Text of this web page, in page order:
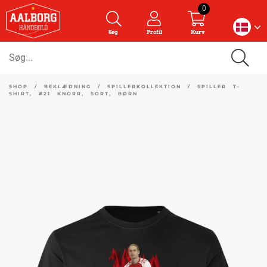
Søg Profil Kurv
0
SHOP / BEKLÆDNING / SPILLERKOLLEKTION / SPILLER T-
SHIRT, #21 KNORR, SORT, BØRN